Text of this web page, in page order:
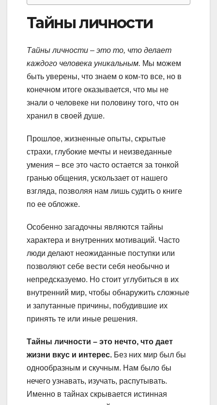
Тайны личности
Тайны личности – это то, что делает
каждого человека уникальным. Мы можем
быть уверены, что знаем о ком-то все, но в
конечном итоге оказывается, что мы не
знали о человеке ни половину того, что он
хранил в своей душе.
Прошлое, жизненные опыты, скрытые
страхи, глубокие мечты и неизведанные
умения – все это часто остается за тонкой
гранью общения, ускользает от нашего
взгляда, позволяя нам лишь судить о книге
по ее обложке.
Особенно загадочны являются тайны
характера и внутренних мотиваций. Часто
люди делают неожиданные поступки или
позволяют себе вести себя необычно и
непредсказуемо. Но стоит углубиться в их
внутренний мир, чтобы обнаружить сложные
и запутанные причины, побудившие их
принять те или иные решения.
Тайны личности – это нечто, что дает
жизни вкус и интерес. Без них мир был бы
однообразным и скучным. Нам было бы
нечего узнавать, изучать, распутывать.
Именно в тайнах скрывается истинная